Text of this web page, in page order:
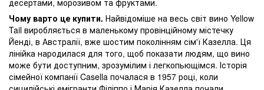
Чому варто це купити. Найвідоміше на весь світ вино Yellow
Tail виробляється в маленькому провінційному містечку
Йенді, в Австралії, вже шостим поколінням сім'ї Казелла. Ця
лінійка народилася для того, щоб показати людям, що вино
може бути доступним, зрозумілим і легкопьющімся. Історія
сімейної компанії Casella почалася в 1957 році, коли